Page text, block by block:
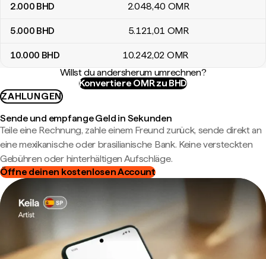
2.000 BHD 2.048,40 OMR
5.000 BHD 5.121,01 OMR
10.000 BHD 10.242,02 OMR
Willst du andersherum umrechnen?
Konvertiere OMR zu BHD
ZAHLUNGEN
Sende und empfange Geld in Sekunden
Teile eine Rechnung, zahle einem Freund zurück, sende direkt an
eine mexikanische oder brasilianische Bank. Keine versteckten
Gebühren oder hinterhältigen Aufschläge.
Öffne deinen kostenlosen Account